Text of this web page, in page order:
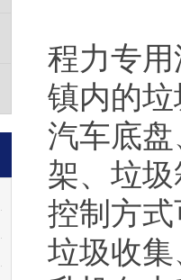
程力专
镇内的
汽车底
架、垃
控制方
垃圾收